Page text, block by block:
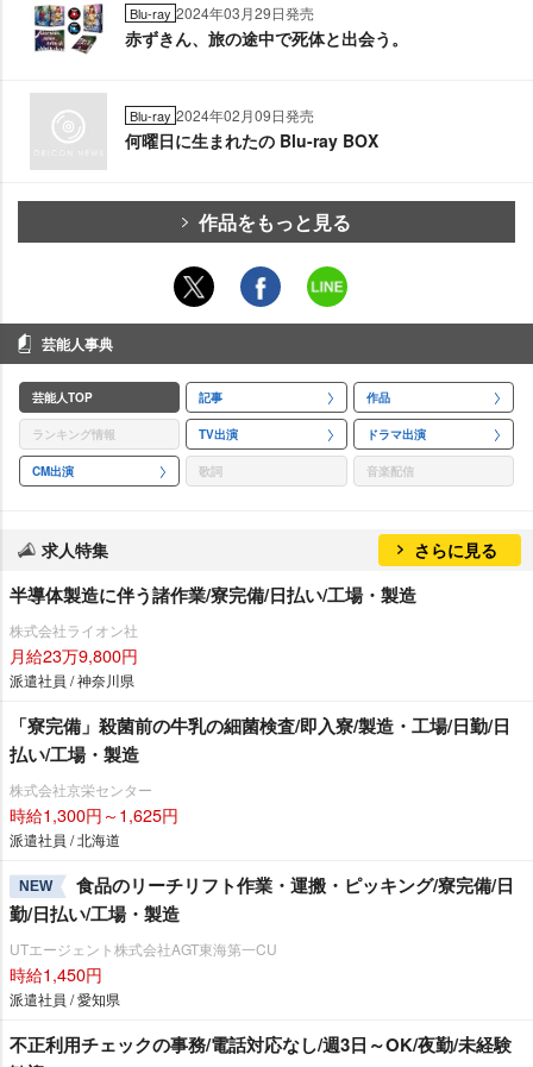
Blu-ray 2024年03月29日発売
赤ずきん、旅の途中で死体と出会う。
Blu-ray 2024年02月09日発売
何曜日に生まれたの Blu-ray BOX
作品をもっと見る
芸能人事典
芸能人TOP 記事 作品
ランキング情報 TV出演 ドラマ出演
CM出演 歌詞 音楽配信
求人特集 さらに見る
半導体製造に伴う諸作業/寮完備/日払い/工場・製造
株式会社ライオン社
月給23万9,800円
派遣社員 / 神奈川県
「寮完備」殺菌前の牛乳の細菌検査/即入寮/製造・工場/日勤/日
払い/工場・製造
株式会社京栄センター
時給1,300円～1,625円
派遣社員 / 北海道
NEW
食品のリーチリフト作業・運搬・ピッキング/寮完備/日
勤/日払い/工場・製造
UTエージェント株式会社AGT東海第一CU
時給1,450円
派遣社員 / 愛知県
不正利用チェックの事務/電話対応なし/週3日～OK/夜勤/未経験